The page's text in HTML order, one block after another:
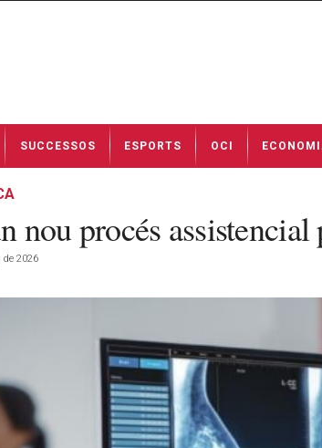
SUCCESSOS ESPORTS OCI
nou procés
de 2026